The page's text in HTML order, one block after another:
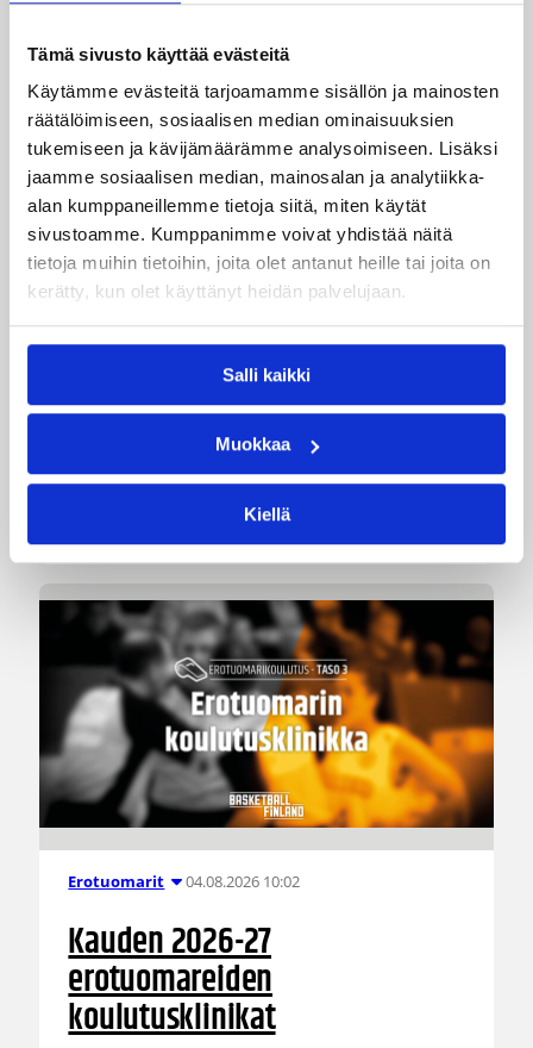
Tämä sivusto käyttää evästeitä
Käytämme evästeitä tarjoamamme sisällön ja mainosten
räätälöimiseen, sosiaalisen median ominaisuuksien
tukemiseen ja kävijämäärämme analysoimiseen. Lisäksi
jaamme sosiaalisen median, mainosalan ja analytiikka-
alan kumppaneillemme tietoja siitä, miten käytät
sivustoamme. Kumppanimme voivat yhdistää näitä
tietoja muihin tietoihin, joita olet antanut heille tai joita on
kerätty, kun olet käyttänyt heidän palvelujaan.
Salli kaikki
Muokkaa
Kiellä
Koripalloliitto 04.08.2026 12:00
Miljoona koria! -haaste alkaa
17.8.
Haaste tarjoaa seuroille valmiin konseptin
yhteistyötä koulujen kanssa.
Erotuomarit 04.08.2026 10:02
Kauden 2026-27
erotuomareiden
koulutusklinikat